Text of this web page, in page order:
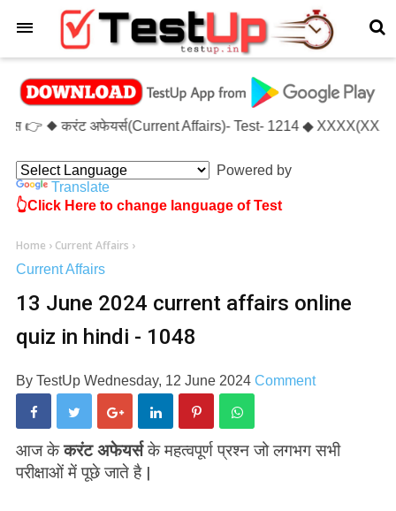
◆ करंट अफेयर्स(Current Affairs)- Test- 1214 ◆ XXXX(XXXXX)-
Powered by
Translate
👆Click Here to change language of Test
Home › Current Affairs ›
Current Affairs
13 June 2024 current affairs online
quiz in hindi - 1048
By TestUp Wednesday, 12 June 2024 Comment
आज केकरंट अफेयर्सके महत्वपूर्ण प्रश्न जो लगभग सभी
परीक्षाओं में पूछे जाते है |